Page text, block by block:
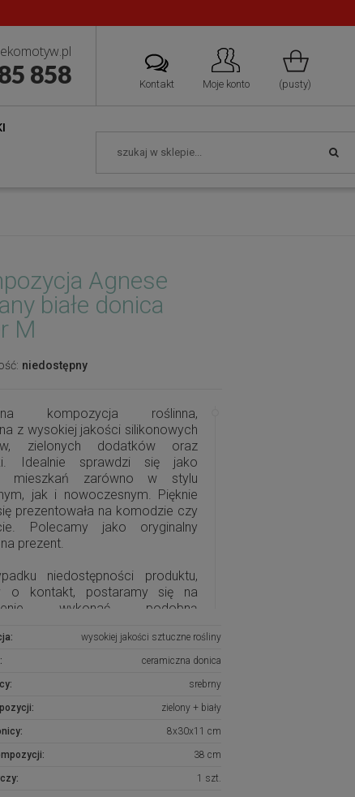
Kontakt Moje konto (pusty)
858
Agnese
białe donica
M
niedostępny
kompozycja roślinna,
z wysokiej jakości silikonowych
zielonych dodatków oraz
Idealnie sprawdzi się jako
mieszkań zarówno w stylu
jak i nowoczesnym. Pięknie
prezentowała na komodzie czy
Polecamy jako oryginalny
prezent.
niedostępności produktu,
o kontakt, postaramy się na
wykonać podobną
wysokiej jakości sztuczne rośliny
ceramiczna donica
srebrny
zielony + biały
8x30x11 cm
38 cm
1 szt.